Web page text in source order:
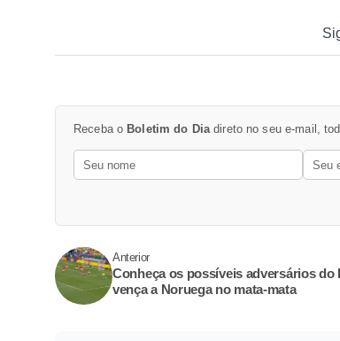
Receba o Boletim do Diadireto no seu e-mail,
Anterior
Conheça os possíveis adversários do
vença a Noruega no mata-mata